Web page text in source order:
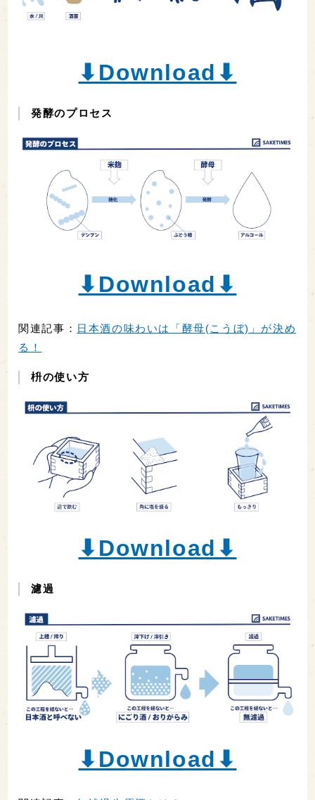
⬇︎Download⬇︎
発酵のプロセス
⬇︎Download⬇︎
関連記事： 日本酒の味わいは「酵母(こうぼ)」が決め
る！
枡の使い方
⬇︎Download⬇︎
濾過
⬇︎Download⬇︎